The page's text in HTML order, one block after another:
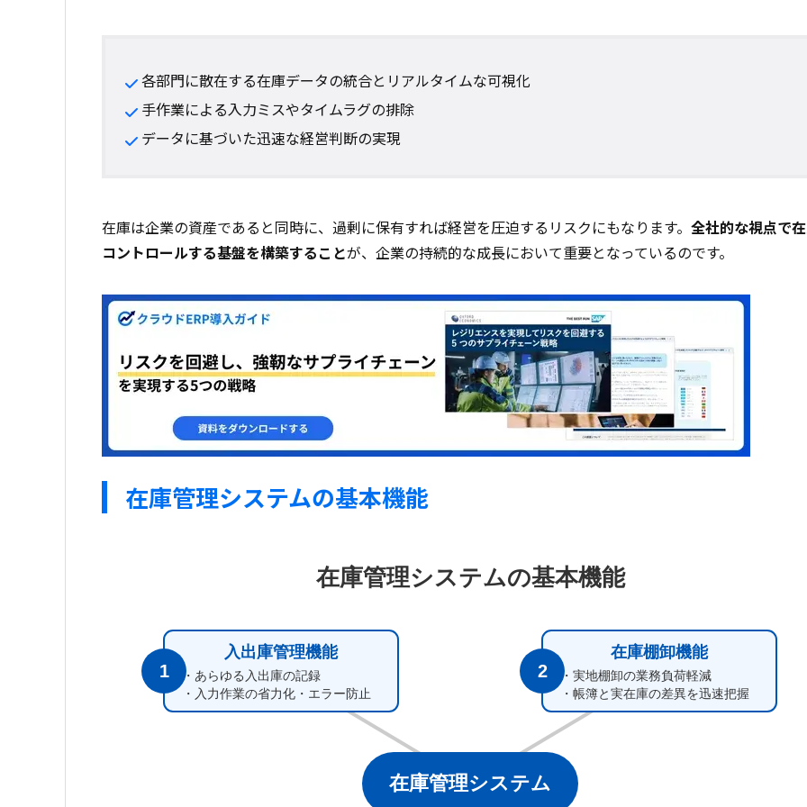
各部門に散在する在庫データの統合とリアルタイムな可視化
手作業による入力ミスやタイムラグの排除
データに基づいた迅速な経営判断の実現
在庫は企業の資産であると同時に、過剰に保有すれば経営を圧迫するリスクにもなります。 全社的な視点で
コントロールする基盤を構築することが、企業の持続的な成長において重要となっているのです。
在庫管理システムの基本機能
在庫管理システムの基本機能
在庫管理システム
1
入出庫管理機能
・あらゆる入出庫の記録
・入力作業の省力化・エラー防止
2
在庫棚卸機能
・実地棚卸の業務負荷軽減
・帳簿と実在庫の差異を迅速把握